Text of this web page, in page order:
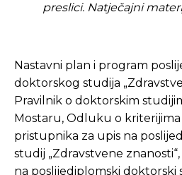
preslici. Natječajni
Nastavni plan i program
doktorskog studija
Pravilnik o doktorskim
Mostaru, Odluku o
pristupnika za upis na
studij „Zdravstvene
na poslijediplomski doktorski